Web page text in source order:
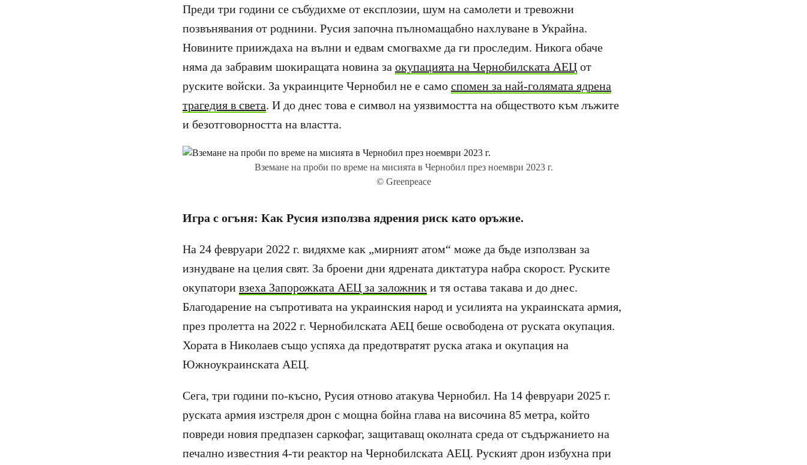
Преди три години се събудихме от експлозии, шум на самолети и тревожни
позвънявания от роднини. Русия започна пълномащабно нахлуване в Украйна.
Новините прииждаха на вълни и едвам смогвахме да ги проследим. Никога обаче
няма да забравим шокиращата новина за окупацията на Чернобилската АЕЦ от
руските войски. За украинците Чернобил не е само спомен за най-голямата ядрена
трагедия в света. И до днес това е символ на уязвимостта на обществото към лъжите
и безотговорността на властта.
Вземане на проби по време на мисията в Чернобил през ноември 2023 г.
© Greenpeace
Игра с огъня: Как Русия използва ядрения риск като оръжие.
На 24 февруари 2022 г. видяхме как „мирният атом“ може да бъде използван за
изнудване на целия свят. За броени дни ядрената диктатура набра скорост. Руските
окупатори взеха Запорожката АЕЦ за заложник и тя остава такава и до днес.
Благодарение на съпротивата на украинския народ и усилията на украинската армия,
през пролетта на 2022 г. Чернобилската АЕЦ беше освободена от руската окупация.
Хората в Николаев също успяха да предотвратят руска атака и окупация на
Южноукраинската АЕЦ.
Сега, три години по-късно, Русия отново атакува Чернобил. На 14 февруари 2025 г.
руската армия изстреля дрон с мощна бойна глава на височина 85 метра, който
повреди новия предпазен саркофаг, защитаващ околната среда от съдържанието на
печално известния 4-ти реактор на Чернобилската АЕЦ. Руският дрон избухна при